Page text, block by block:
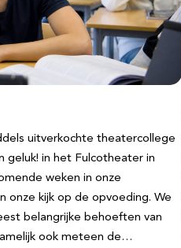
uitverkochte theatercollege
geluk! in het Fulcotheater in
weken in onze
onze kijk op de opvoeding. We
belangrijke behoeften van
ook meteen de…